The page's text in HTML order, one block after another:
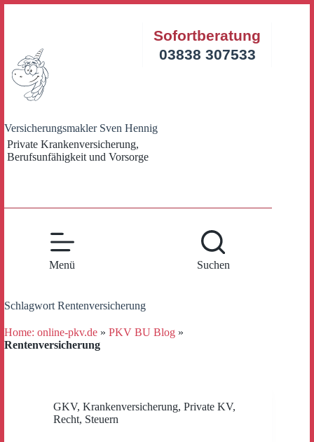
Versicherungsmakler Sven Hennig
Private Krankenversicherung,
Berufsunfähigkeit und Vorsorge
Sofortberatung
03838 307533
Menü Suchen
Schlagwort Rentenversicherung
Home: online-pkv.de » PKV BU Blog »
Rentenversicherung
GKV, Krankenversicherung, Private KV,
Recht, Steuern